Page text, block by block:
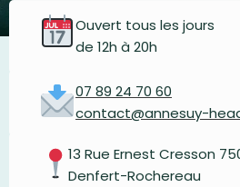
Ouvert tous les jours
de 12h à 20h
07 89 24 70 60
contact@annesuy-
13 Rue Ernest Cresson
Denfert-Rochereau